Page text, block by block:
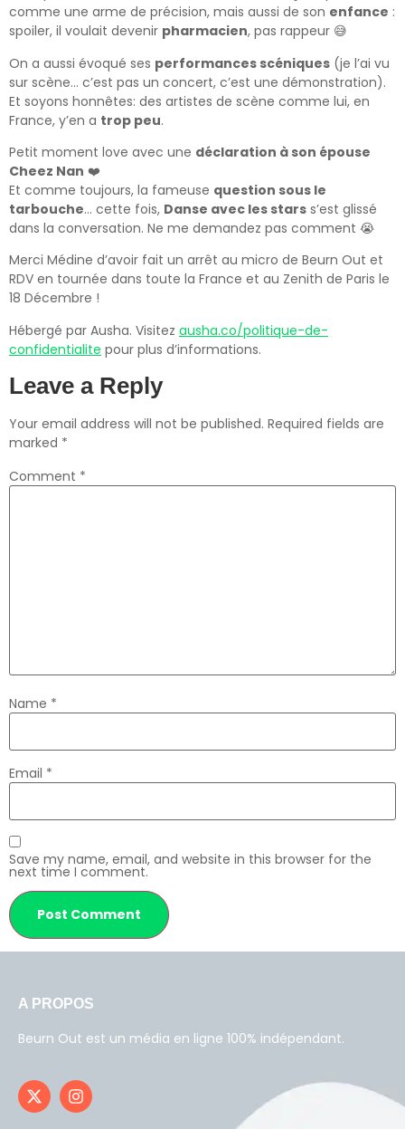
comme une arme de précision, mais aussi de son enfance :
spoiler, il voulait devenir pharmacien, pas rappeur 😅
On a aussi évoqué ses performances scéniques (je l’ai vu
sur scène… c’est pas un concert, c’est une démonstration).
Et soyons honnêtes: des artistes de scène comme lui, en
France, y’en a trop peu.
Petit moment love avec une déclaration à son épouse
Cheez Nan ❤️
Et comme toujours, la fameuse question sous le
tarbouche… cette fois, Danse avec les stars s’est glissé
dans la conversation. Ne me demandez pas comment 😭
Merci Médine d’avoir fait un arrêt au micro de Beurn Out et
RDV en tournée dans toute la France et au Zenith de Paris le
18 Décembre !
Hébergé par Ausha. Visitez ausha.co/politique-de-
confidentialite pour plus d’informations.
Leave a Reply
Your email address will not be published. Required fields are
marked *
Comment *
Name *
Email *
Save my name, email, and website in this browser for the
next time I comment.
A PROPOS
Beurn Out est un média en ligne 100% indépendant.